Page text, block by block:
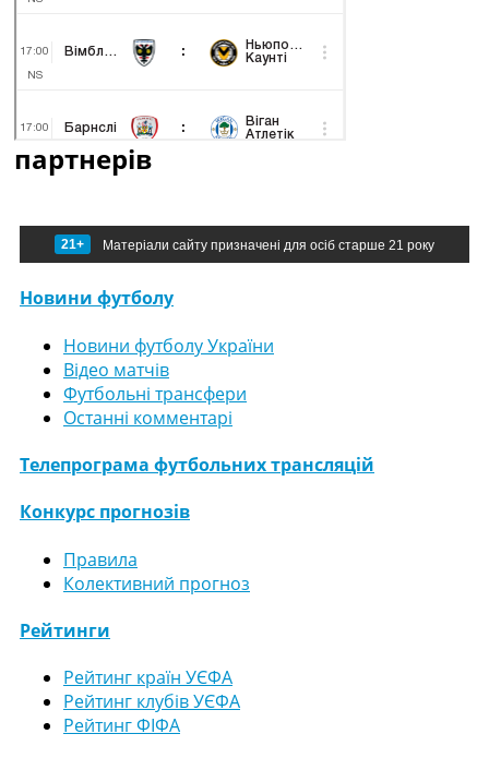
партнерів
21+ Матеріали сайту призначені для осіб старше 21 року
Новини футболу
Новини футболу України
Відео матчів
Футбольні трансфери
Останні комментарі
Телепрограма футбольних трансляцій
Конкурс прогнозів
Правила
Колективний прогноз
Рейтинги
Рейтинг країн УЄФА
Рейтинг клубів УЄФА
Рейтинг ФІФА